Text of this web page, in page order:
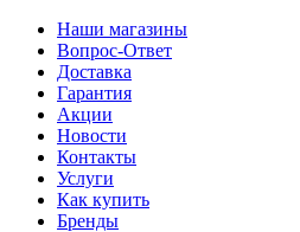
Наши магазины
Вопрос-Ответ
Доставка
Гарантия
Акции
Новости
Контакты
Услуги
Как купить
Бренды